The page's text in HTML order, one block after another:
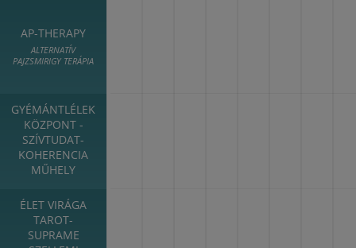
AP-THERAPY
ALTERNATÍV
PAJZSMIRIGY TERÁPIA
GYÉMÁNTLÉLEK
KÖZPONT -
SZÍVTUDAT-
KOHERENCIA
MŰHELY
ÉLET VIRÁGA
TAROT-
SUPRAME